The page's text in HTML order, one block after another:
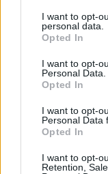
not limited to your
grant or deny
use your data for
consent section.
I want to opt-
personal data.
Opted In
I want to opt-
Personal Data.
Opted In
I want to opt-
Personal Data
Opted In
I want to opt-
Retention,
A sólyi
„Ölelkező párt
Rómeó és Júlia”
jelentek meg a
különös kettős
megyei Sóly
találtunk.…